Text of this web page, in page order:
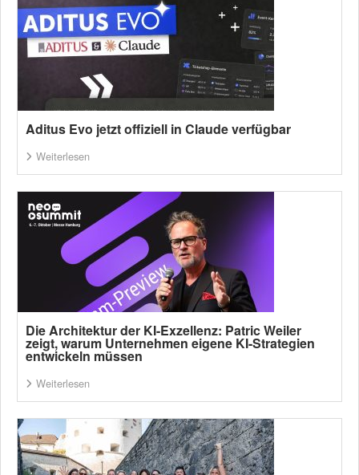
Aditus Evo jetzt offiziell in Claude verfügbar
Weiterlesen
Die Architektur der KI-Exzellenz: Patric Weiler
zeigt, warum Unternehmen eigene KI-Strategien
entwickeln müssen
Weiterlesen